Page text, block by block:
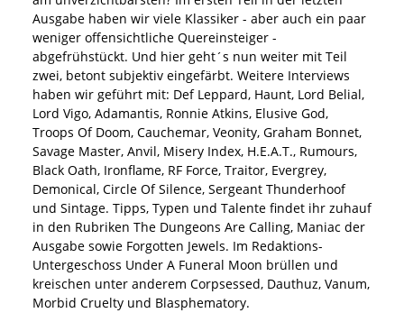
Ausgabe haben wir viele Klassiker - aber auch ein paar
weniger offensichtliche Quereinsteiger -
abgefrühstückt. Und hier geht´s nun weiter mit Teil
zwei, betont subjektiv eingefärbt. Weitere Interviews
haben wir geführt mit: Def Leppard, Haunt, Lord Belial,
Lord Vigo, Adamantis, Ronnie Atkins, Elusive God,
Troops Of Doom, Cauchemar, Veonity, Graham Bonnet,
Savage Master, Anvil, Misery Index, H.E.A.T., Rumours,
Black Oath, Ironflame, RF Force, Traitor, Evergrey,
Demonical, Circle Of Silence, Sergeant Thunderhoof
und Sintage. Tipps, Typen und Talente findet ihr zuhauf
in den Rubriken The Dungeons Are Calling, Maniac der
Ausgabe sowie Forgotten Jewels. Im Redaktions-
Untergeschoss Under A Funeral Moon brüllen und
kreischen unter anderem Corpsessed, Dauthuz, Vanum,
Morbid Cruelty und Blasphematory.